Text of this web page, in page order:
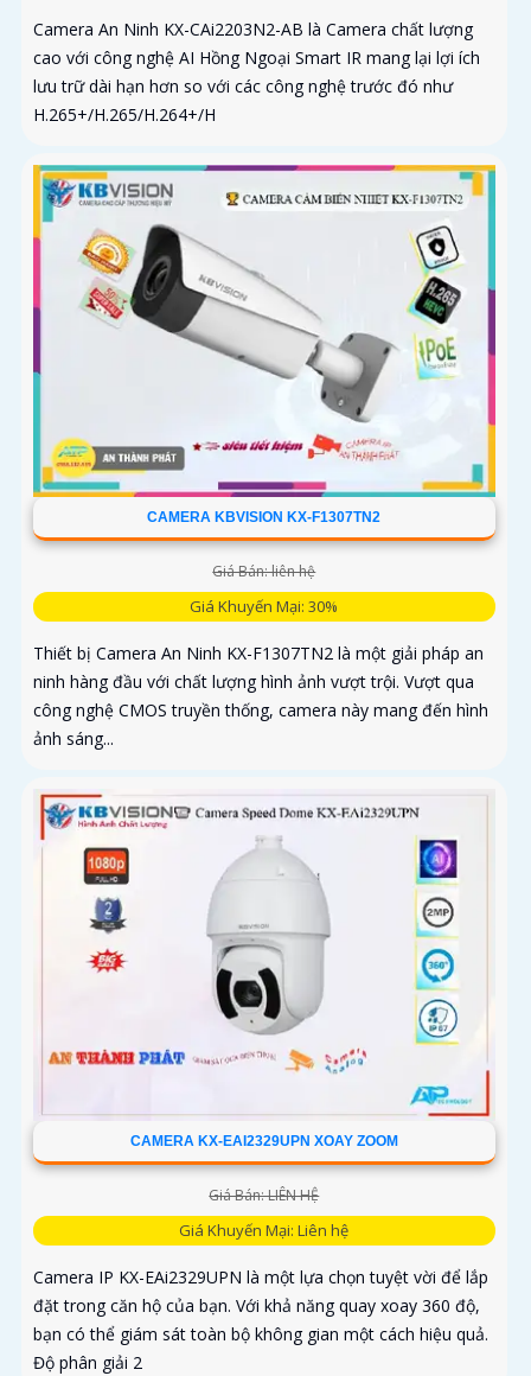
Camera An Ninh KX-CAi2203N2-AB là Camera chất lượng
cao với công nghệ AI Hồng Ngoại Smart IR mang lại lợi ích
lưu trữ dài hạn hơn so với các công nghệ trước đó như
H.265+/H.265/H.264+/H
CAMERA KBVISION KX-F1307TN2
Giá Bán: liên hệ
Giá Khuyến Mại: 30%
Thiết bị Camera An Ninh KX-F1307TN2 là một giải pháp an
ninh hàng đầu với chất lượng hình ảnh vượt trội. Vượt qua
công nghệ CMOS truyền thống, camera này mang đến hình
ảnh sáng...
CAMERA KX-EAI2329UPN XOAY ZOOM
Giá Bán: LIÊN HỆ
Giá Khuyến Mại: Liên hệ
Camera IP KX-EAi2329UPN là một lựa chọn tuyệt vời để lắp
đặt trong căn hộ của bạn. Với khả năng quay xoay 360 độ,
bạn có thể giám sát toàn bộ không gian một cách hiệu quả.
Độ phân giải 2